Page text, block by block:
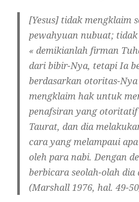
[Yesus] tidak mengklaim
pewahyuan nubuat; tidak
« demikianlah firman
dari bibir-Nya, tetapi Ia
berdasarkan otoritas-
mengklaim hak untuk
penafsiran yang
Taurat, dan dia
cara yang melampaui
oleh para nabi. Dengan
berbicara seolah-olah dia
(Marshall 1976, hal. 49-